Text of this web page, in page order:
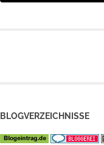
BLOGVERZEICHNISSE